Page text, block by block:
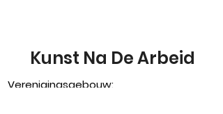
Kunst Na De Arbeid
Verenigingsgebouw: